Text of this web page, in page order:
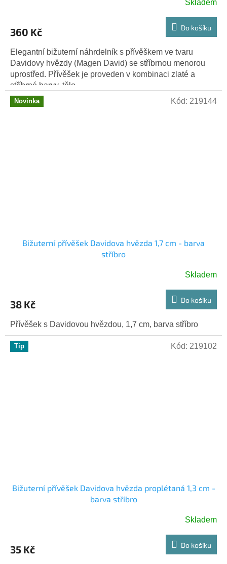
Skladem
360 Kč Do košíku
Elegantní bižuterní náhrdelník s přívěškem ve tvaru
Davidovy hvězdy (Magen David) se stříbrnou menorоu
uprostřed. Přívěšek je proveden v kombinaci zlaté a
stříbrné barvy, tělo...
Novinka
Bižuterní přívěšek Davidova hvězda 1,7 cm - barva
stříbro
Skladem
38 Kč Do košíku
Přívěšek s Davidovou hvězdou, 1,7 cm, barva stříbro
Kód: 219144
Tip
Bižuterní přívěšek Davidova hvězda proplétaná 1,3 cm -
barva stříbro
Skladem
35 Kč Do košíku
Kód: 219102